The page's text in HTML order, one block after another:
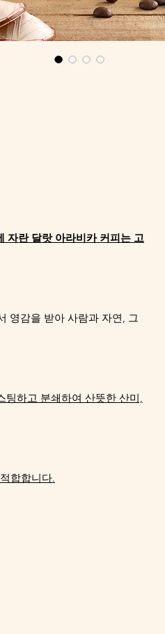
자란 달랏 아라비카 커피는 고
영감을 받아 사람과 자연, 그
팅하고 분쇄하여 산뜻한 산미,
합합니다.